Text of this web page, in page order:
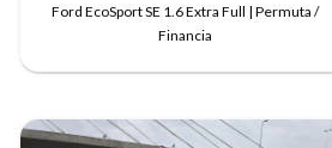
Ford EcoSport SE 1.6 Extra Full | Permuta /
Financia